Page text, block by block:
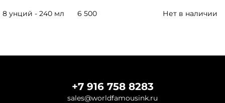
8 унций - 240 мл 6 500 Нет в наличии
+7 916 758 8283
sales@worldfamousink.ru